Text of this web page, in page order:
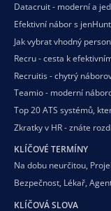
Datacruit - moderní a
Efektivní nábor s
Jak vybrat vhodný
Recru - cesta k
Recruitis - chytrý
Teamio - moderní
Top 20 ATS systémů,
Zkratky v HR - znáte
KLÍČOVÉ TERMÍNY
Na dobu neurčitou,
Bezpečnost, Lékař,
KLÍČOVÁ SLOVA